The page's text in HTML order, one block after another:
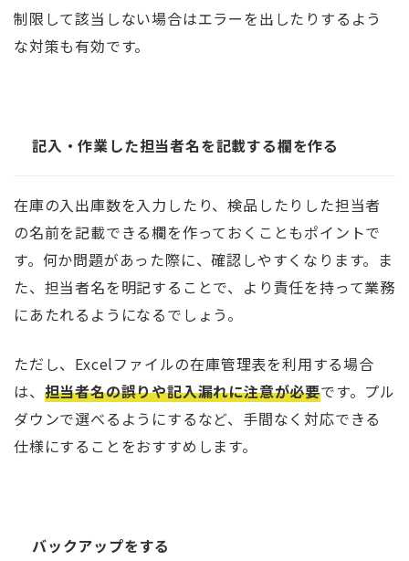
制限して該当しない場合はエラーを出したりするよう
な対策も有効です。
記入・作業した担当者名を記載する欄を作る
在庫の入出庫数を入力したり、検品したりした担当者
の名前を記載できる欄を作っておくこともポイントで
す。何か問題があった際に、確認しやすくなります。ま
た、担当者名を明記することで、より責任を持って業務
にあたれるようになるでしょう。
ただし、Excelファイルの在庫管理表を利用する場合
は、 担当者名の誤りや記入漏れに注意が必要です。プル
ダウンで選べるようにするなど、手間なく対応できる
仕様にすることをおすすめします。
バックアップをする